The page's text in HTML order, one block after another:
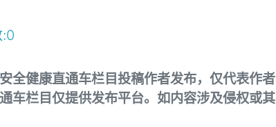
0
全健康直通车栏目投稿作者发布，仅代表作者
车栏目仅提供发布平台。如内容涉及侵权或其